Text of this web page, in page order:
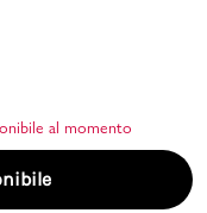
al momento